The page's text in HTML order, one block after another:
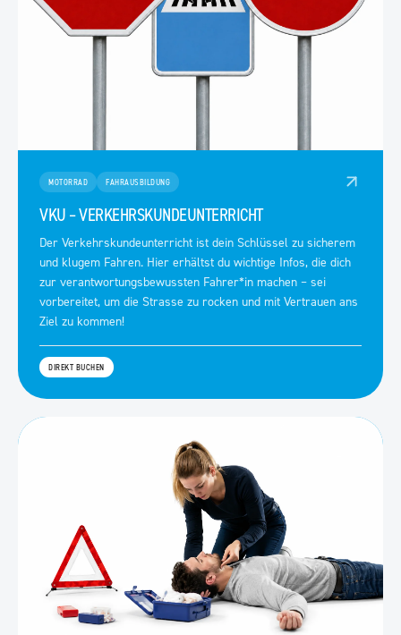
MOTORRAD FAHRAUSBILDUNG
VKU – VERKEHRSKUNDEUNTERRICHT
Der Verkehrskundeunterricht ist dein Schlüssel zu sicherem
und klugem Fahren. Hier erhältst du wichtige Infos, die dich
zur verantwortungsbewussten Fahrer*in machen – sei
vorbereitet, um die Strasse zu rocken und mit Vertrauen ans
Ziel zu kommen!
DIREKT BUCHEN